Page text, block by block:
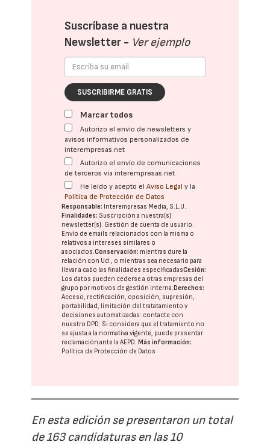
Suscríbase a nuestra
Newsletter - Ver ejemplo
SUSCRIBIRME GRATIS
Marcar todos
Autorizo el envío de newsletters y
avisos informativos personalizados de
interempresas.net
Autorizo el envío de comunicaciones
de terceros vía interempresas.net
He leído y acepto elAviso Legal y la
Política de Protección de Datos
Responsable: Interempresas Media, S.L.U.
Finalidades: Suscripción a nuestra(s)
newsletter(s). Gestión de cuenta de usuario.
Envío de emails relacionados con la misma o
relativos a intereses similares o
asociados.Conservación: mientras dure la
relación con Ud., o mientras sea necesario para
llevar a cabo las finalidades especificadasCesión:
Los datos pueden cederse a otras empresas del
grupo por motivos de gestión interna.Derechos:
Acceso, rectificación, oposición, supresión,
portabilidad, limitación del tratatamiento y
decisiones automatizadas: contacte con
nuestro DPD . Si considera que el tratamiento no
se ajusta a la normativa vigente, puede presentar
reclamación ante laAEPD .Más información:
Política de Protección de Datos
En esta edición se presentaron un total
de 163 candidaturas en las 10